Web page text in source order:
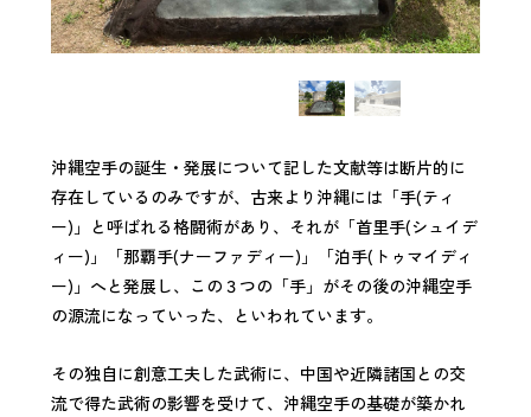
沖縄空手の誕生・発展について記した文献等は断片的に
存在しているのみですが、古来より沖縄には「手(ティ
ー)」と呼ばれる格闘術があり、それが「首里手(シュイデ
ィー)」「那覇手(ナーファディー)」「泊手(トゥマイディ
ー)」へと発展し、この３つの「手」がその後の沖縄空手
の源流になっていった、といわれています。
その独自に創意工夫した武術に、中国や近隣諸国との交
流で得た武術の影響を受けて、沖縄空手の基礎が築かれ